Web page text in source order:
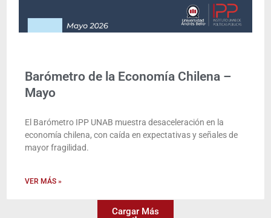
Barómetro de la Economía Chilena –
Mayo
El Barómetro IPP UNAB muestra desaceleración en la
economía chilena, con caída en expectativas y señales de
mayor fragilidad.
VER MÁS »
Cargar Más